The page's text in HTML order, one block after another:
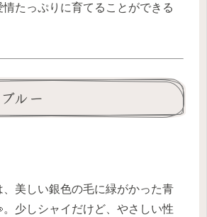
たっぷりに育てることができる
ルー
、美しい銀色の毛に緑がかった青
少しシャイだけど、やさしい性